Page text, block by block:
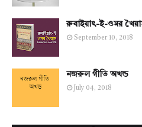
রুবাইয়াৎ-ই-ওমর
September 10, 2018
নজরুল গীতি অখন্ড
July 04, 2018